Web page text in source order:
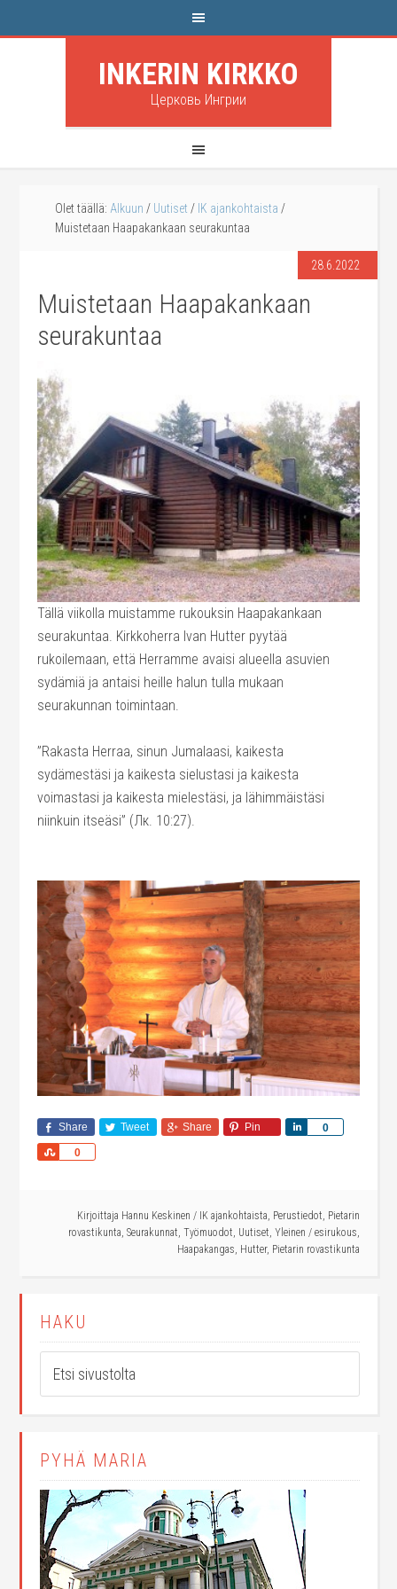
INKERIN KIRKKO
Церковь Ингрии
Olet täällä: Alkuun / Uutiset / IK ajankohtaista /
Muistetaan Haapakankaan seurakuntaa
28.6.2022
Muistetaan Haapakankaan
seurakuntaa
Tällä viikolla muistamme rukouksin Haapakankaan
seurakuntaa. Kirkkoherra Ivan Hutter pyytää
rukoilemaan, että Herramme avaisi alueella asuvien
sydämiä ja antaisi heille halun tulla mukaan
seurakunnan toimintaan.
”Rakasta Herraa, sinun Jumalaasi, kaikesta
sydämestäsi ja kaikesta sielustasi ja kaikesta
voimastasi ja kaikesta mielestäsi, ja lähimmäistäsi
niinkuin itseäsi” (Лк. 10:27).
Share Tweet Share Pin 0
Share
0
Share
Kirjoittaja Hannu Keskinen / IK ajankohtaista Perustiedot Pietarin
rovastikunta Seurakunnat Työmuodot Uutiset Yleinen / esirukous
Haapakangas Hutter, Pietarin rovastikunta
HAKU
PYHÄ MARIA